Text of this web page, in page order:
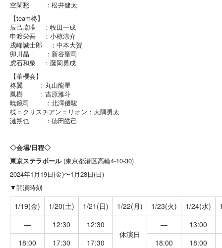
空閑愁 ：松井健太
【team柊】
辰己琉唯 ：牧田一成
申渡栄吾 ：小椋涼介
戌峰誠士郎 ：中本大賀
卯川晶 ：新谷聖司
虎石和泉 ：藤岡勇成
【華櫻会】
柊翼 ：丸山龍星
鳳樹 ：吉原雅斗
暁鏡司 ：北澤優駿
楪＝クリスチアン＝リオン：大隅勇太
漣朔也 ：徳田皓己
◇会場/日程◇
東京ステラボール(東京都港区高輪4-10-30)
2024年1月19日(金)〜1月28日(日)
▼開演時刻
1/19(金) 1/20(土) 1/21(日) 1/22(月) 1/23(火) 1/24(水)
―
12:30
12:30
休演日
―
13:00
18:00
17:30 17:30 18:00 18:00